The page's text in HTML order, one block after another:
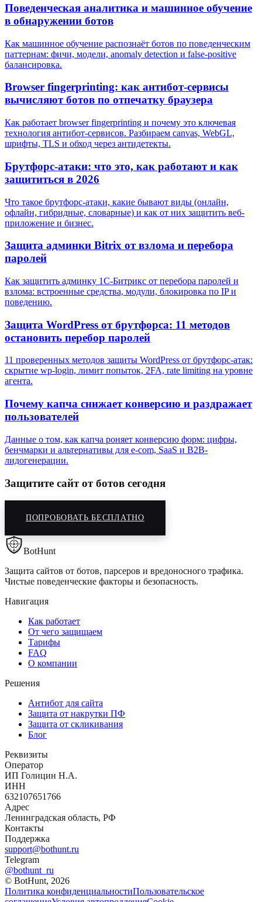
Поведенческая аналитика и машинное обучение
в обнаружении ботов
Как машинное обучение распознаёт ботов по поведенческим
паттернам: фичи, модели, anomaly detection и false-positive
балансировка.
Browser fingerprinting: как антибот-сервисы
вычисляют ботов по отпечатку браузера
Как работает browser fingerprinting и почему это ключевая
технология антибот-сервисов. Разбираем canvas, WebGL,
шрифты, TLS и обход через антидетекты.
Брутфорс-атаки: что это, как работают и как
защититься в 2026
Что такое брутфорс-атаки, какие бывают виды (онлайн,
офлайн, гибридные, словарные) и как от них защитить веб-
приложение и бизнес.
Защита админки Bitrix от взлома и перебора
паролей
Как защитить админку 1С-Битрикс от перебора паролей и
взлома: встроенные средства, модули, блокировка по IP и
поведению.
Защита WordPress от брутфорса: 11 методов
остановить перебор паролей
11 проверенных методов защиты WordPress от брутфорс-атак:
скрытие wp-login, лимит попыток, 2FA, rate limiting на уровне
агента.
Почему капча снижает конверсию и раздражает
пользователей
Данные о том, как капча роняет конверсию форм: цифры,
бенчмарки и альтернативы для e-com, SaaS и B2B-
лидогенерации.
Защитите сайт от ботов сегодня
ПОПРОБОВАТЬ БЕСПЛАТНО
BotHunt
Защита сайтов от ботов, парсеров и вредоносного трафика.
Чистые поведенческие факторы и безопасность.
Навигация
Как работает
От чего защищаем
Тарифы
FAQ
О компании
Решения
Антибот для сайта
Защита от накрутки ПФ
Защита от скликивания
Блог
Реквизиты
Оператор
ИП Голицин Н.А.
ИНН
632107651766
Адрес
Ленинградская область, РФ
Контакты
Поддержка
support@bothunt.ru
Telegram
@bothunt_ru
© BotHunt, 2026
Политика конфиденциальностиПользовательское